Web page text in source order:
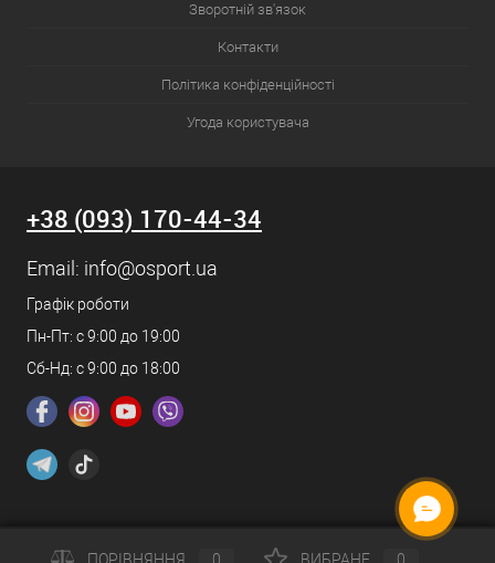
Зворотній зв'язок
Контакти
Політика конфіденційності
Угода користувача
+38 (093) 170-44-34
Email: info@osport.ua
Графік роботи
Пн-Пт: с 9:00 до 19:00
Сб-Нд: с 9:00 до 18:00
ПОРІВНЯННЯ 0 ВИБРАНЕ 0